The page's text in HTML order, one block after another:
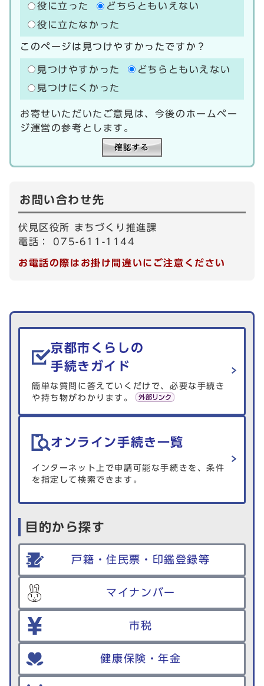
役に立った
どちらともいえない
役に立たなかった
このページは見つけやすかったですか？
見つけやすかった
どちらともいえない
見つけにくかった
お寄せいただいたご意見は、今後のホームペー
ジ運営の参考とします。
お問い合わせ先
伏見区役所 まちづくり推進課
電話： 075-611-1144
お電話の際はお掛け間違いにご注意ください
生活情報を探す
京都市くらしの
手続きガイド
簡単な質問に答えていくだけで、必要な手続き
や持ち物がわかります。
オンライン手続き一覧
インターネット上で申請可能な手続きを、条件
を指定して検索できます。
目的から探す
戸籍・住民票・印鑑登録等
マイナンバー
市税
健康保険・年金